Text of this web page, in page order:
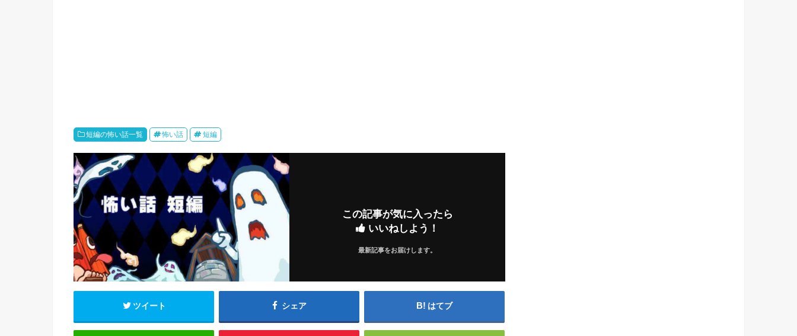
短編の怖い話一覧 怖い話 短編
この記事が気に入ったら
いいねしよう！
最新記事をお届けします。
ツイート シェア はてブ